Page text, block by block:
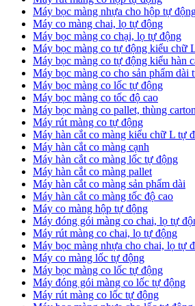
Máy bọc màng nhựa cho hộp tự
Máy co màng chai, lọ tự động
Máy bọc màng co chại, lọ tự động
Máy bọc màng co tự động kiểu chữ
Máy bọc màng co tự động kiểu hàn
Máy bọc màng co cho sản phẩm dài
Máy bọc màng co lốc tự động
​Máy bọc màng co tốc độ cao
Máy bọc màng co pallet, thùng
​Máy rút màng co tự động
​Máy hàn cắt co màng kiểu chữ L tự
​Máy hàn cắt co màng cạnh
​Máy hàn cắt co màng lốc tự động
​Máy hàn cắt co màng pallet
​Máy hàn cắt co màng sản phẩm dài
​Máy hàn cắt co màng tốc độ cao
Máy co màng hộp tự động
Máy đóng gói màng co chai, lọ tự
Máy rút màng co chai, lọ tự động
Máy bọc màng nhựa cho chai, lọ tự
Máy co màng lốc tự động
Máy bọc màng co lốc tự động
Máy đóng gói màng co lốc tự động
Máy rút màng co lốc tự động